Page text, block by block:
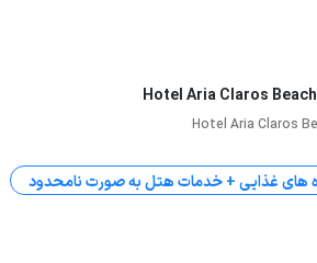
Hotel Aria Claros
Hotel Aria Claros
های غذایی + خدمات هتل به صورت نامحدود